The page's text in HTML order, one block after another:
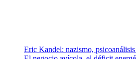
Eric Kandel: nazismo,